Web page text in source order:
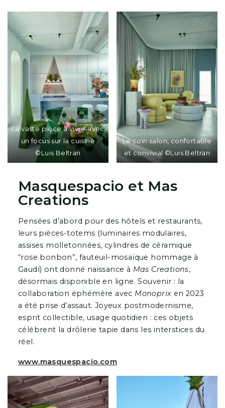
La vaste pièce à vivre avec
un focus sur la cuisine
©Luis Beltran
Le coin salon, confortable
et convivial ©Luis Beltran
Masquespacio et Mas
Creations
Pensées d’abord pour des hôtels et restaurants,
leurs pièces-totems (luminaires modulaires,
assises molletonnées, cylindres de céramique
“rose bonbon”, fauteuil-mosaïque hommage à
Gaudí) ont donné naissance à Mas Creations,
désormais disponible en ligne. Souvenir : la
collaboration éphémère avec Monoprix en 2023
a été prise d’assaut. Joyeux postmodernisme,
esprit collectible, usage quotidien : ces objets
célèbrent la drôlerie tapie dans les interstices du
réel.
www.masquespacio.com